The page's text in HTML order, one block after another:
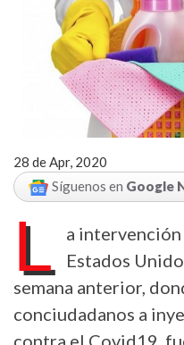
28 de Apr, 2020
Síguenos en Google
L
a
Estados
semana anterior,
conciudadanos a
contra el Covid19,